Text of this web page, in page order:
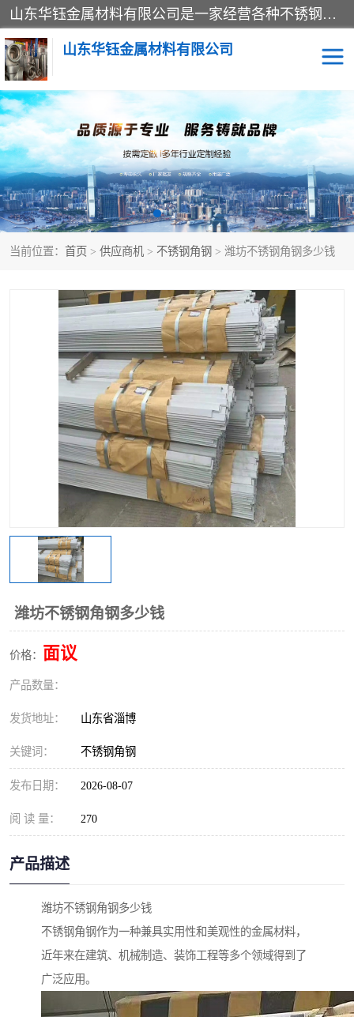
山东华钰金属材料有限公司是一家经营各种不锈钢管材、板材、圆钢、法兰、封头、型材等产品的公司；主营产品有：不锈钢管，激光切割，管件标准件，不锈钢圆钢，不锈钢人孔，不锈钢亮管，不锈钢角钢，不锈钢加工，不锈钢管子，不锈钢工业方管，不锈钢封头，不锈钢法兰，不锈钢阀门，不锈钢槽钢，不锈钢扁钢，不锈钢板等；可为客户制作各种规格的型材及不锈钢配件、非标准件及各种容器具等，能满足客户的不同采购要求。
山东华钰金属材料有限公司
当前位置： 首页 > 供应商机 > 不锈钢角钢 > 潍坊不锈钢角钢多少钱
潍坊不锈钢角钢多少钱
价格： 面议
产品数量：
发货地址： 山东省淄博
关键词： 不锈钢角钢
发布日期： 2026-08-07
阅 读 量： 270
产品描述
潍坊不锈钢角钢多少钱
不锈钢角钢作为一种兼具实用性和美观性的金属材料，
近年来在建筑、机械制造、装饰工程等多个领域得到了
广泛应用。
不锈钢管 激光切割
管件标准件 不锈钢圆钢
不锈钢人孔 不锈钢亮管
不锈钢角钢 不锈钢加工
不锈钢板 不锈钢工业方管
不锈钢封头 不锈钢法兰
不锈钢阀门 不锈钢槽钢
不锈钢扁钢